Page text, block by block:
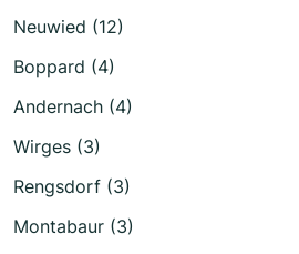
Neuwied (12)
Boppard (4)
Andernach (4)
Wirges (3)
Rengsdorf (3)
Montabaur (3)